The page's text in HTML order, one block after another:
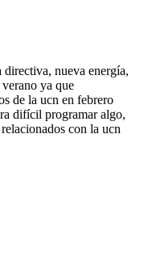
nueva energía,
ya que
de la ucn en febrero
difícil programar algo,
con la ucn